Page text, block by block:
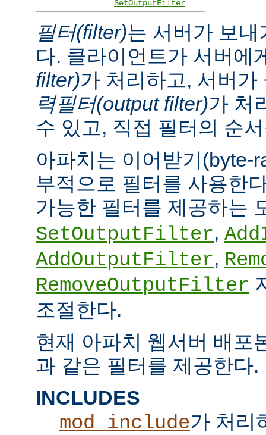
SetOutputFilter
필터(filter)는 서버가 보
다. 클라이언트가 서버에
filter)가 처리하고, 서버
력필터(output filter)가 처
수 있고, 직접 필터의 순
아파치는 이어받기(byte-
부적으로 필터를 사용한
가능한 필터를 제공하는
SetOutputFilter,
AddOutputFilter,
RemoveOutputFilter
조절한다.
현재 아파치 웹서버 배포
과 같은 필터를 제공한다.
INCLUDES
mod_include가 처리